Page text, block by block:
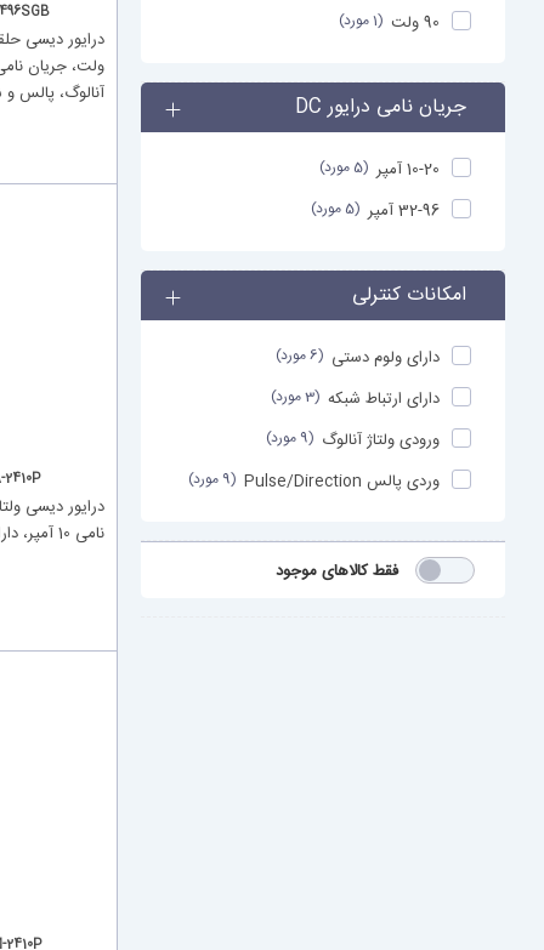
آنالوگ، پالس
نامی 10 آمپر، دارای فرمان آنالوگ و پالس
90 ولت (1 مورد)
جریان نامی درایور DC
10-20 آمپر (5 مورد)
32-96 آمپر (5 مورد)
امکانات کنترلی
دارای ولوم دستی (6 مورد)
دارای ارتباط شبکه (3 مورد)
ورودی ولتاژ آنالوگ (9 مورد)
وردی پالس Pulse/Direction (9 مورد)
فقط کالاهای موجود